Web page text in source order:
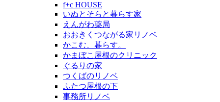
f+c HOUSE
いぬとそらと暮らす家
えんがわ薬局
おおきくつながる家リノベ
かこむ、暮らす。
かまぼこ屋根のクリニック
ぐるりの家
つくばのリノベ
ふたつ屋根の下
事務所リノベ